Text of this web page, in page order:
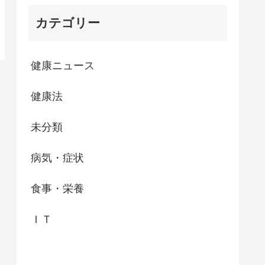
カテゴリー
健康ニュース
健康法
未分類
病気・症状
食事・栄養
ＩＴ